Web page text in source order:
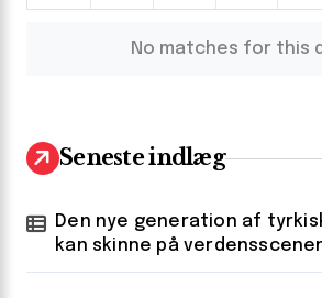
No matches for this
Seneste indlæg
Den nye generation af
kan skinne på